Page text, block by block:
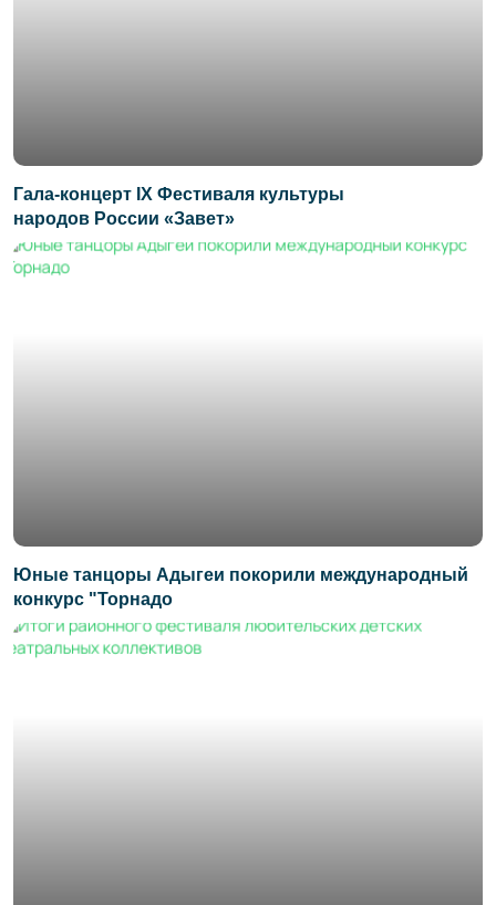
Гала-концерт IX Фестиваля культуры
народов России «Завет»
Юные танцоры Адыгеи покорили международный
конкурс "Торнадо